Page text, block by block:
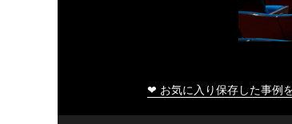
❤ お気に入り保存した事例